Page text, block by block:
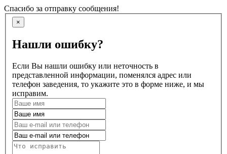
Спасибо за отправку сообщения!
×
Нашли ошибку?
Если Вы нашли ошибку или неточность в
представленной информации, поменялся адрес или
телефон заведения, то укажите это в форме ниже, и мы
исправим.